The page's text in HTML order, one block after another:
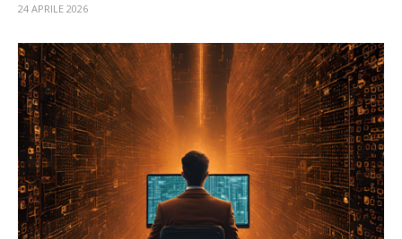
24 APRILE 2026